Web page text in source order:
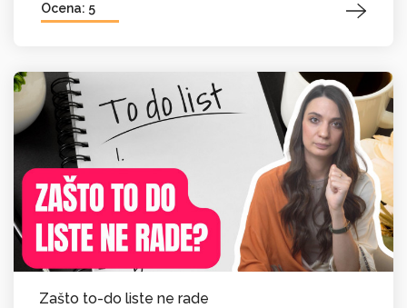
Ocena: 5
Zašto to-do liste ne rade